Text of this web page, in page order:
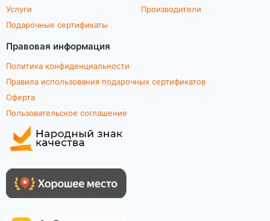
Услуги
Подарочные сертификаты
Производители
Правовая информация
Политика конфиденциальности
Правила использования подарочных сертификатов
Оферта
Пользовательское соглашение